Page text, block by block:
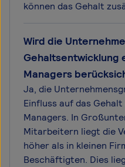
können das Gehalt
Wird die
Gehaltsentwicklung
Managers
Ja, die
Einfluss auf das
Managers. In
Mitarbeitern liegt die
höher als in kleinen
Beschäftigten. Dies